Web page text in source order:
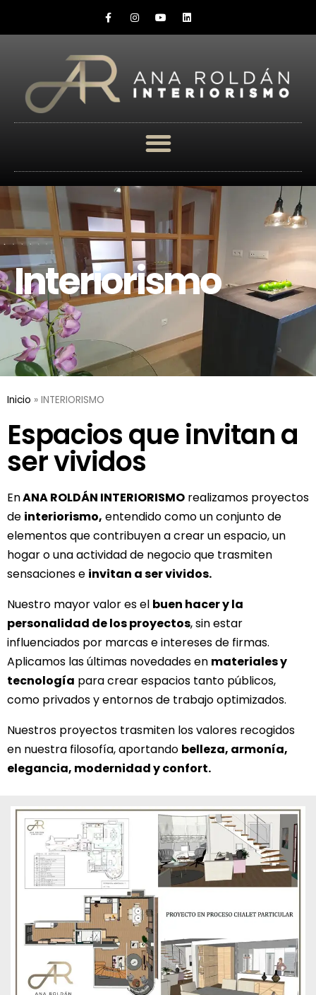
Interiorismo
Inicio » INTERIORISMO
Espacios que invitan a
ser vividos
EnANA ROLDÁN INTERIORISMO realizamos proyectos
de interiorismo, entendido como un conjunto de
elementos que contribuyen a crear un espacio, un
hogar o una actividad de negocio que trasmiten
sensaciones e invitan a ser vividos.
Nuestro mayor valor es el buen hacer y la
personalidad de los proyectos, sin estar
influenciados por marcas e intereses de firmas.
Aplicamos las últimas novedades en materiales y
tecnología para crear espacios tanto públicos,
como privados y entornos de trabajo optimizados.
Nuestros proyectos trasmiten los valores recogidos
en nuestra filosofía, aportando belleza, armonía,
elegancia, modernidad y confort.